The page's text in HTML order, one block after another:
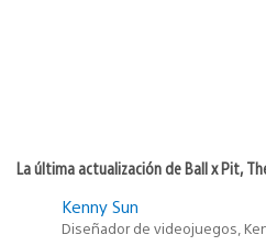
La última actualización de Ball x Pit,
Kenny Sun
Diseñador de videojuegos,